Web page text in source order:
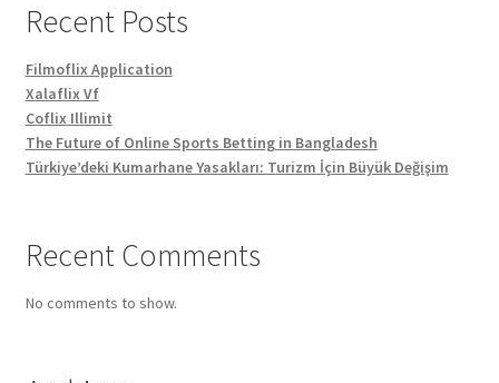
Recent Posts
Filmoflix Application
Xalaflix Vf
Coflix Illimit
The Future of Online Sports Betting in Bangladesh
Türkiye’deki Kumarhane Yasakları: Turizm İçin Büyük Değişim
Recent Comments
No comments to show.